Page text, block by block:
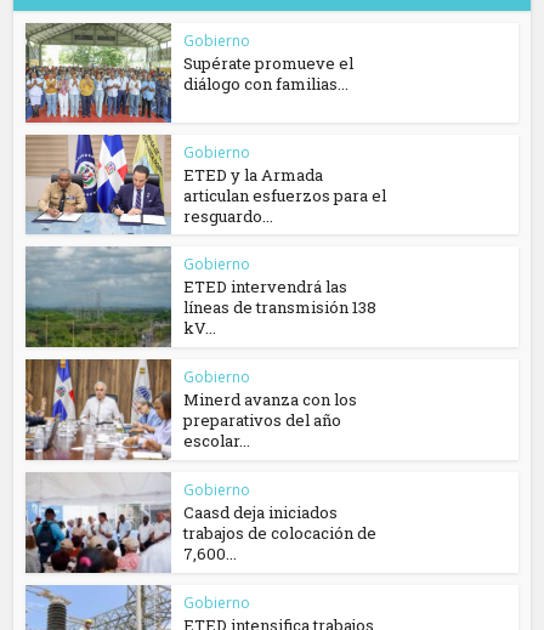
Gobierno
Supérate promueve el
diálogo con familias...
Gobierno
ETED y la Armada
articulan esfuerzos para el
resguardo...
Gobierno
ETED intervendrá las
líneas de transmisión 138
kV...
Gobierno
Minerd avanza con los
preparativos del año
escolar...
Gobierno
Caasd deja iniciados
trabajos de colocación de
7,600...
Gobierno
ETED intensifica trabajos